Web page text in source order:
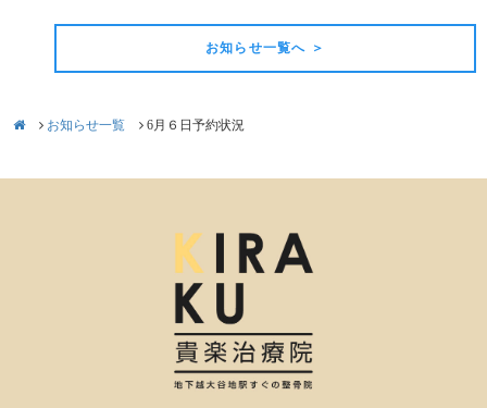
お知らせ一覧へ ＞
お知らせ一覧 6月６日予約状況